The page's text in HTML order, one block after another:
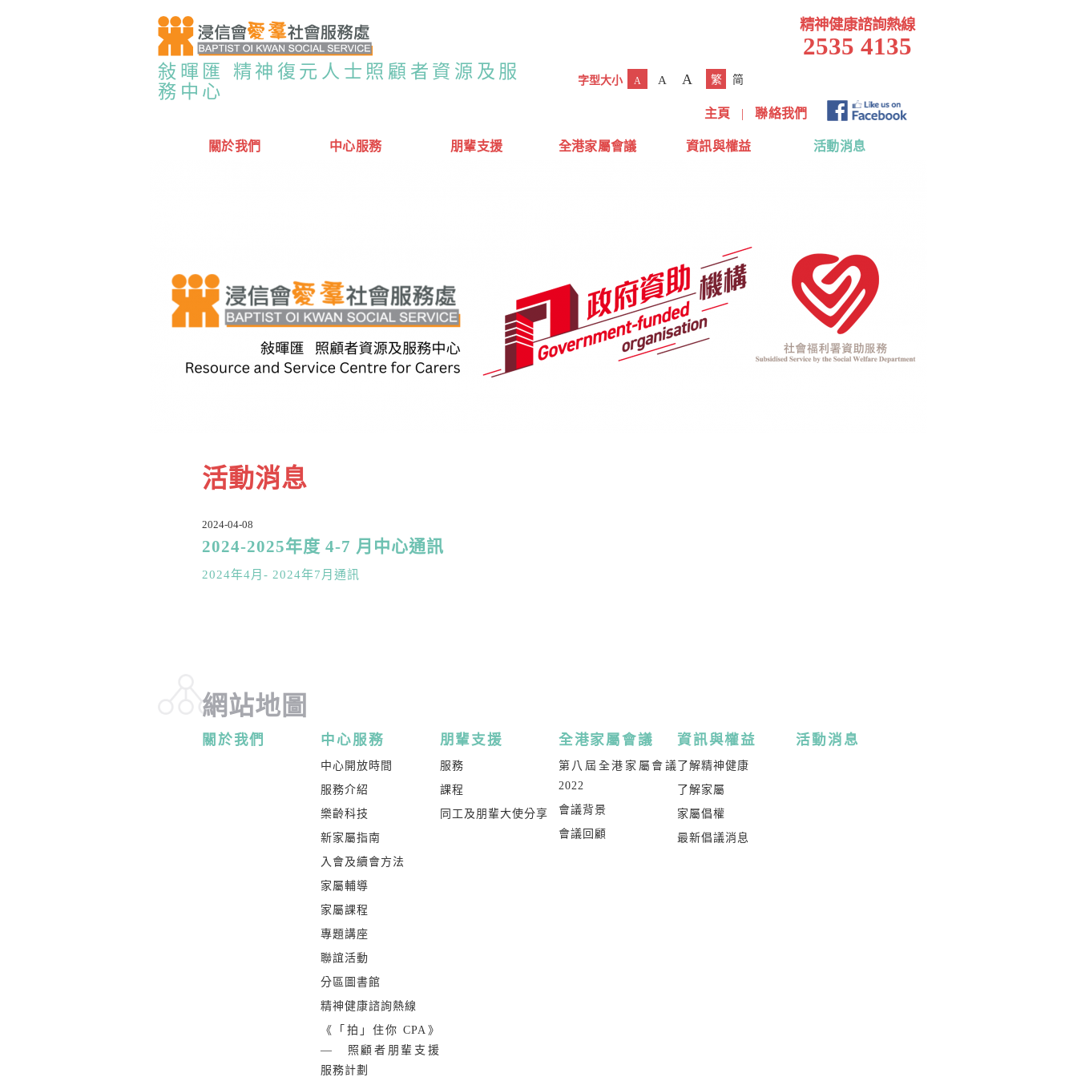
敍暉匯 精神復元人士照顧者資源及服
務中心
精神健康諮詢熱線
2535 4135
字型大小 A A A 繁 简
主頁 | 聯絡我們
關於我們 中心服務 朋輩支援 全港家屬會議 資訊與權益 活動消息
活動消息
2024-04-08
2024-2025年度 4-7 月中心通訊
2024年4月- 2024年7月通訊
網站地圖
關於我們 中心服務
中心開放時間
服務介紹
樂齡科技
新家屬指南
入會及續會方法
家屬輔導
家屬課程
專題講座
聯誼活動
分區圖書館
精神健康諮詢熱線
《「拍」住你 CPA》
— 照顧者朋輩支援
服務計劃
朋輩支援
服務
課程
同工及朋輩大使分享
全港家屬會議
第八屆全港家屬會議
2022
會議背景
會議回顧
資訊與權益
了解精神健康
了解家屬
家屬倡權
最新倡議消息
活動消息